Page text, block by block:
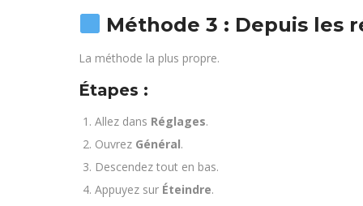
Méthode 3 : Depuis les
La méthode la plus propre.
Étapes :
Allez dans Réglages.
Ouvrez Général.
Descendez tout en bas.
Appuyez sur Éteindre.